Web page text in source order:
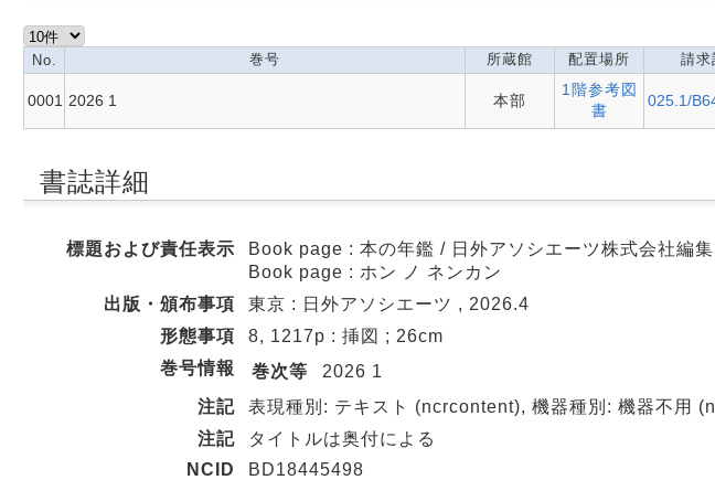
No. 巻号 所蔵館 配置場所 請求
0001 2026 1 本部
1階参考図
書
025.1/
書誌詳細
標題および責任表示
Book page : 本の年鑑 / 日外アソシエーツ株式会社編集
Book page : ホン ノ ネンカン
出版・頒布事項
東京 : 日外アソシエーツ , 2026.4
形態事項
8, 1217p : 挿図 ; 26cm
巻号情報
巻次等
2026 1
注記
表現種別: テキスト (ncrcontent), 機器種別: 機器不用
注記
タイトルは奥付による
NCID
BD18445498